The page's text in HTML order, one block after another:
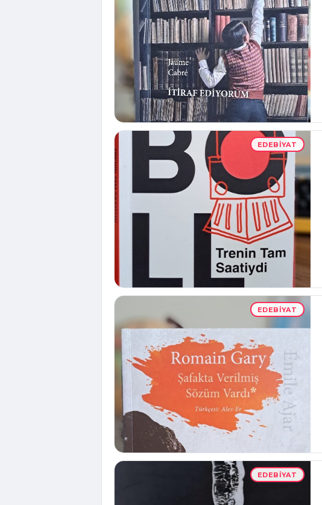
EDEBIYAT
EDEBIYAT
EDEBIYAT